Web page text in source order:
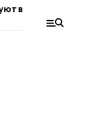
в